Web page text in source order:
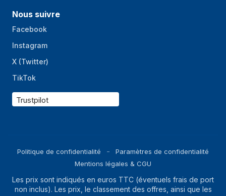
Nous suivre
Facebook
Instagram
X (Twitter)
TikTok
Trustpilot
Politique de confidentialité
Paramètres de confidentialité
Mentions légales & CGU
Les prix sont indiqués en euros TTC (éventuels frais de port
non inclus). Les prix, le classement des offres, ainsi que les